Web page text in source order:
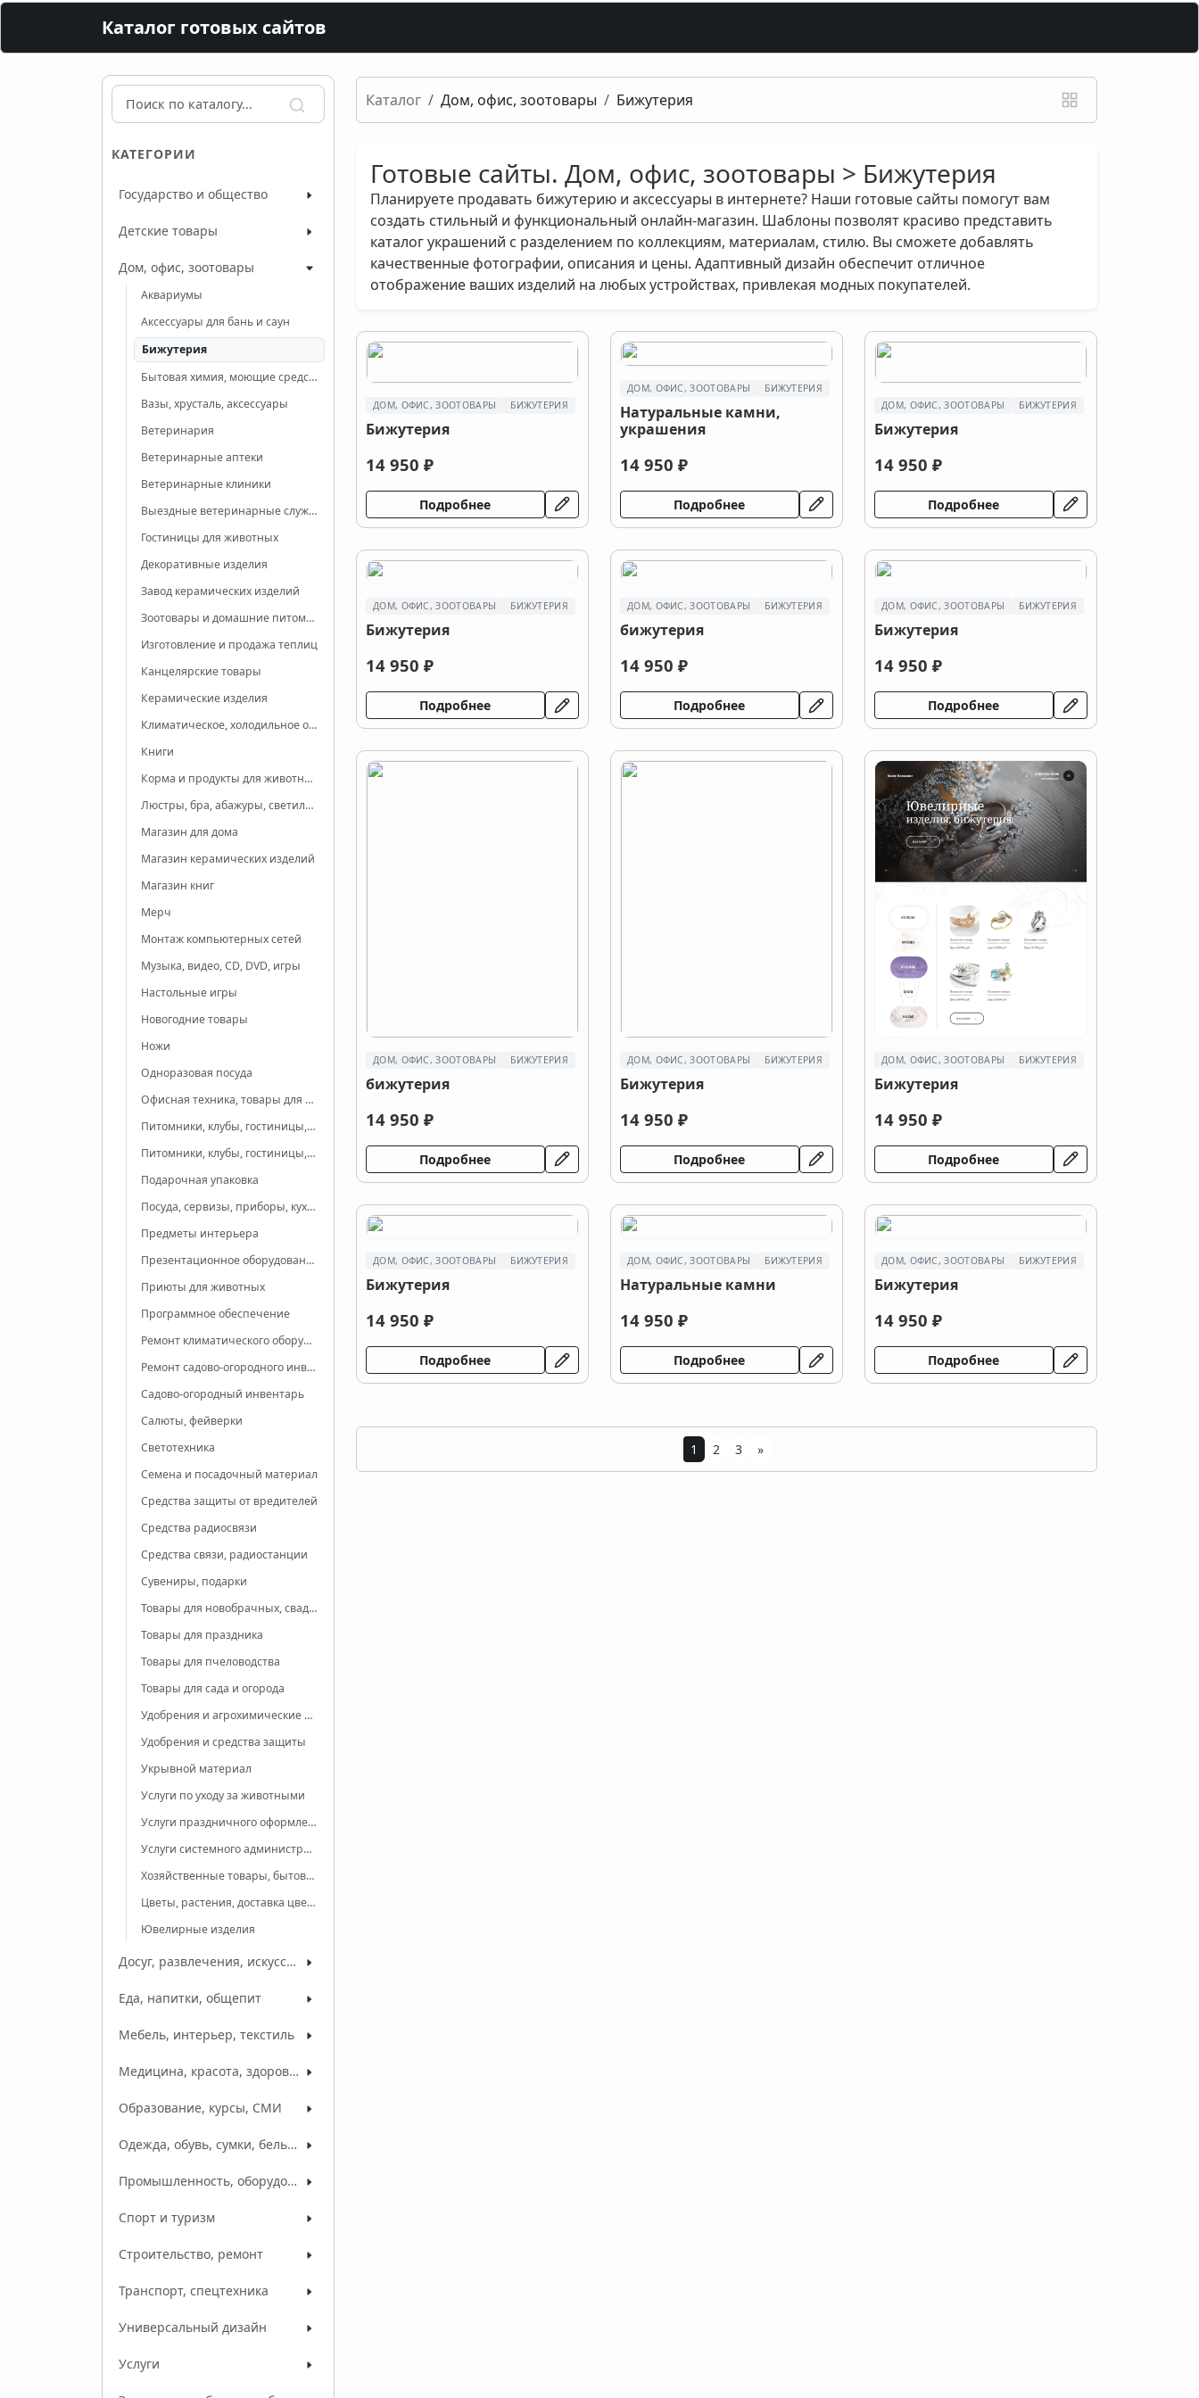
Каталог готовых сайтов
КАТЕГОРИИ
Государство и общество
Детские товары
Дом, офис, зоотовары
Аквариумы
Аксессуары для бань и саун
Бижутерия
Бытовая химия, моющие средства
Вазы, хрусталь, аксессуары
Ветеринария
Ветеринарные аптеки
Ветеринарные клиники
Выездные ветеринарные службы
Гостиницы для животных
Декоративные изделия
Завод керамических изделий
Зоотовары и домашние питомцы
Изготовление и продажа теплиц
Канцелярские товары
Керамические изделия
Климатическое, холодильное оборудование
Книги
Корма и продукты для животных
Люстры, бра, абажуры, светильники, лампы
Магазин для дома
Магазин керамических изделий
Магазин книг
Мерч
Монтаж компьютерных сетей
Музыка, видео, CD, DVD, игры
Настольные игры
Новогодние товары
Ножи
Одноразовая посуда
Офисная техника, товары для офиса
Питомники, клубы, гостиницы, приюты для животных
Питомники, клубы, гостиницы, приюты для животных
Подарочная упаковка
Посуда, сервизы, приборы, кухонные принадлежности
Предметы интерьера
Презентационное оборудование
Приюты для животных
Программное обеспечение
Ремонт климатического оборудования
Ремонт садово-огородного инвентаря и техники
Садово-огородный инвентарь
Салюты, фейверки
Светотехника
Семена и посадочный материал
Средства защиты от вредителей
Средства радиосвязи
Средства связи, радиостанции
Сувениры, подарки
Товары для новобрачных, свадебные товары
Товары для праздника
Товары для пчеловодства
Товары для сада и огорода
Удобрения и агрохимические продукты
Удобрения и средства защиты
Укрывной материал
Услуги по уходу за животными
Услуги праздничного оформления
Услуги системного администрирования
Хозяйственные товары, бытовая химия
Цветы, растения, доставка цветов
Ювелирные изделия
Досуг, развлечения, искусство
Еда, напитки, общепит
Мебель, интерьер, текстиль
Медицина, красота, здоровье
Образование, курсы, СМИ
Одежда, обувь, сумки, белье, ткани
Промышленность, оборудование, сырье
Спорт и туризм
Строительство, ремонт
Транспорт, спецтехника
Универсальный дизайн
Услуги
Каталог Дом, офис, зоотовары Бижутерия
Готовые сайты. Дом, офис, зоотовары > Бижутерия
Планируете продавать бижутерию и аксессуары в интернете? Наши готовые сайты помогут вам
создать стильный и функциональный онлайн-магазин. Шаблоны позволят красиво представить
каталог украшений с разделением по коллекциям, материалам, стилю. Вы сможете добавлять
качественные фотографии, описания и цены. Адаптивный дизайн обеспечит отличное
отображение ваших изделий на любых устройствах, привлекая модных покупателей.
ДОМ, ОФИС, ЗООТОВАРЫ БИЖУТЕРИЯ
Бижутерия
14 950 ₽
Подробнее
ДОМ, ОФИС, ЗООТОВАРЫ БИЖУТЕРИЯ
Натуральные камни,
украшения
14 950 ₽
Подробнее
ДОМ, ОФИС, ЗООТОВАРЫ БИЖУТЕРИЯ
Бижутерия
14 950 ₽
Подробнее
ДОМ, ОФИС, ЗООТОВАРЫ БИЖУТЕРИЯ
Бижутерия
14 950 ₽
Подробнее
ДОМ, ОФИС, ЗООТОВАРЫ БИЖУТЕРИЯ
бижутерия
14 950 ₽
Подробнее
ДОМ, ОФИС, ЗООТОВАРЫ БИЖУТЕРИЯ
Бижутерия
14 950 ₽
Подробнее
ДОМ, ОФИС, ЗООТОВАРЫ БИЖУТЕРИЯ
бижутерия
14 950 ₽
Подробнее
ДОМ, ОФИС, ЗООТОВАРЫ БИЖУТЕРИЯ
Бижутерия
14 950 ₽
Подробнее
ДОМ, ОФИС, ЗООТОВАРЫ БИЖУТЕРИЯ
Бижутерия
14 950 ₽
Подробнее
ДОМ, ОФИС, ЗООТОВАРЫ БИЖУТЕРИЯ
Бижутерия
14 950 ₽
Подробнее
ДОМ, ОФИС, ЗООТОВАРЫ БИЖУТЕРИЯ
Натуральные камни
14 950 ₽
Подробнее
ДОМ, ОФИС, ЗООТОВАРЫ БИЖУТЕРИЯ
Бижутерия
14 950 ₽
Подробнее
1 2 3 »